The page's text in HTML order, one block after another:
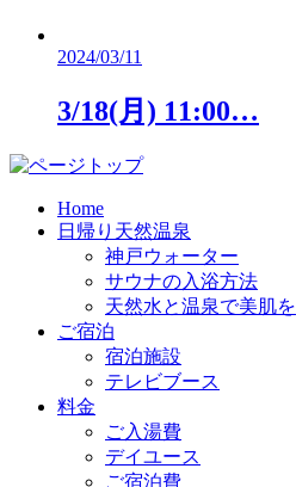
2024/03/11
3/18(月) 11:00…
Home
日帰り天然温泉
神戸ウォーター
サウナの入浴方法
天然水と温泉で美肌を
ご宿泊
宿泊施設
テレビブース
料金
ご入湯費
デイユース
ご宿泊費